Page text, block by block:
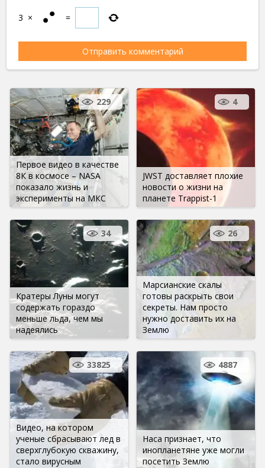
3 × =
Первое видео в качестве
8К в космосе – NASA
показало жизнь и
эксперименты на МКС
229
JWST доставляет плохие
новости о жизни на
планете Trappist-1
4
Кратеры Луны могут
содержать гораздо
меньше льда, чем мы
надеялись
34
Марсианские скалы
готовы раскрыть свои
секреты. Нам просто
нужно доставить их на
Землю
26
Видео, на котором
ученые сбрасывают лед в
сверхглубокую скважину,
стало вирусным
33825
Наса признает, что
инопланетяне уже могли
посетить Землю
4887